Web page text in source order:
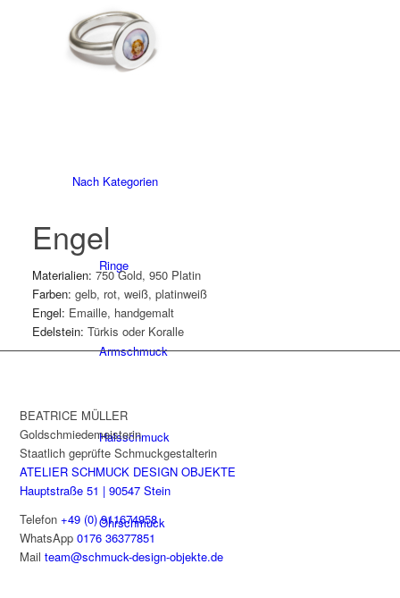
CUNZ-X
Nach Kategorien
Ringe
Armschmuck
Halsschmuck
Ohrschmuck
Engel
Materialien: 750 Gold, 950 Platin
Farben: gelb, rot, weiß, platinweiß
Engel: Emaille, handgemalt
Edelstein: Türkis oder Koralle
BEATRICE MÜLLER
Goldschmiedemeisterin
Staatlich geprüfte Schmuckgestalterin
ATELIER SCHMUCK DESIGN OBJEKTE
Hauptstraße 51 | 90547 Stein
Telefon+49 (0) 911674958
WhatsApp0176 36377851
Mailteam@schmuck-design-objekte.de